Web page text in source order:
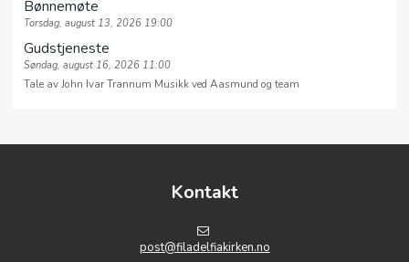
Bønnemøte
Torsdag, august 13, 2026 19:00
Gudstjeneste
Søndag, august 16, 2026 11:00
Tale av John Ivar Trannum Musikk ved Aasmund og team
Kontakt
post@filadelfiakirken.no